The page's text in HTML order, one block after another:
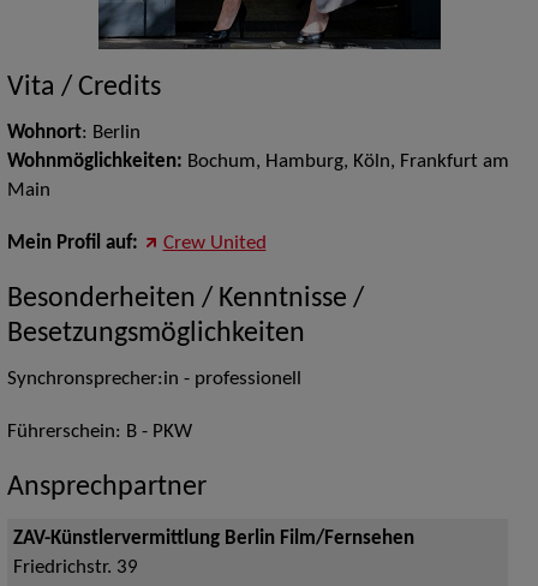
Vita / Credits
Wohnort: Berlin
Wohnmöglichkeiten: Bochum, Hamburg, Köln, Frankfurt am
Main
Mein Profil auf: Crew United
Besonderheiten / Kenntnisse /
Besetzungsmöglichkeiten
Synchronsprecher:in - professionell
Führerschein: B - PKW
Ansprechpartner
ZAV-Künstlervermittlung Berlin Film/Fernsehen
Friedrichstr. 39